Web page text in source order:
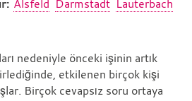
Alsfeld Darmstadt Lauterbach
nedeniyle önceki işinin artık
etkilenen birçok kişi
Birçok cevapsız soru ortaya